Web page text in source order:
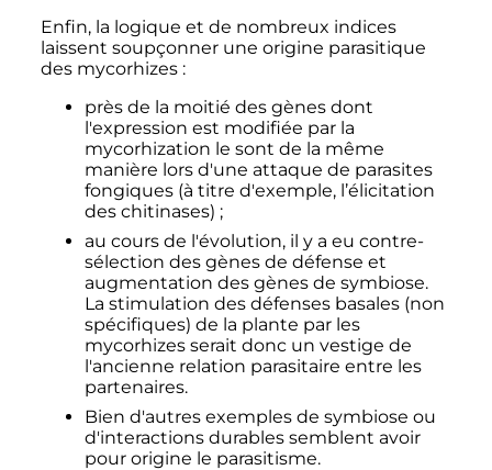
Enfin, la logique et de nombreux indices
laissent soupçonner une origine parasitique
des mycorhizes :
près de la moitié des gènes dont
l'expression est modifiée par la
mycorhization le sont de la même
manière lors d'une attaque de parasites
fongiques (à titre d'exemple, l’élicitation
des chitinases) ;
au cours de l'évolution, il y a eu contre-
sélection des gènes de défense et
augmentation des gènes de symbiose.
La stimulation des défenses basales (non
spécifiques) de la plante par les
mycorhizes serait donc un vestige de
l'ancienne relation parasitaire entre les
partenaires.
Bien d'autres exemples de symbiose ou
d'interactions durables semblent avoir
pour origine le parasitisme.